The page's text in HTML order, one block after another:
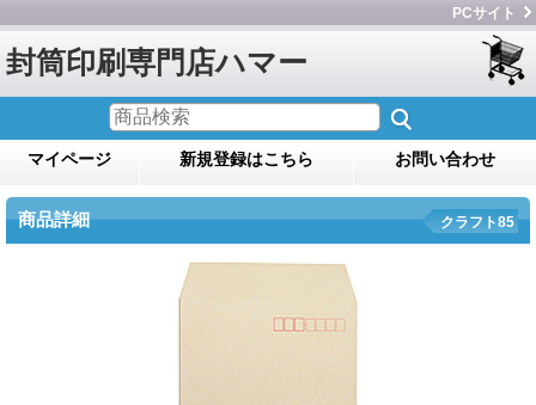
PCサイト
封筒印刷専門店ハマー
マイページ 新規登録はこちら お問い合わせ
商品詳細 クラフト85